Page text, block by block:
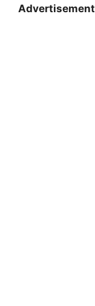
Advertisement